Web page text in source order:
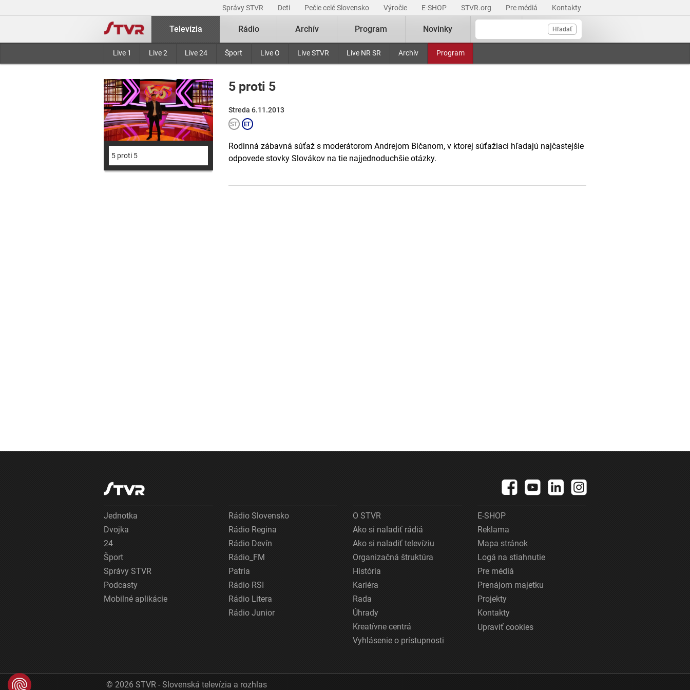
Správy STVR Deti Pečie celé Slovensko Výročie E-SHOP STVR.org Pre médiá Kontakty
Hľadať
Televízia
Live 1 Live 2 Live 24 Šport Live O Live STVR Live NR SR Archív Program
Rádio Archív Program Novinky
5 proti 5
5 proti 5
Streda 6.11.2013
Rodinná zábavná súťaž s moderátorom Andrejom Bičanom, v ktorej súťažiaci hľadajú najčastejšie
odpovede stovky Slovákov na tie najjednoduchšie otázky.
Jednotka
Dvojka
24
Šport
Správy STVR
Podcasty
Mobilné aplikácie
Rádio Slovensko
Rádio Regina
Rádio Devín
Rádio_FM
Patria
Rádio RSI
Rádio Litera
Rádio Junior
O STVR
Ako si naladiť rádiá
Ako si naladiť televíziu
Organizačná štruktúra
História
Kariéra
Rada
Úhrady
Kreatívne centrá
Vyhlásenie o prístupnosti
E-SHOP
Reklama
Mapa stránok
Logá na stiahnutie
Pre médiá
Prenájom majetku
Projekty
Kontakty
Upraviť cookies
© 2026 STVR - Slovenská televízia a rozhlas